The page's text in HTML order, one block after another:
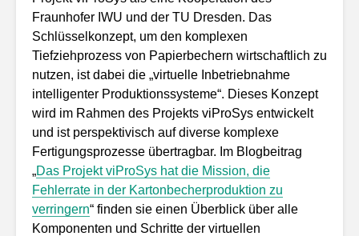
Fraunhofer IWU und der TU Dresden. Das
Schlüsselkonzept, um den komplexen
Tiefziehprozess von Papierbechern wirtschaftlich zu
nutzen, ist dabei die „virtuelle Inbetriebnahme
intelligenter Produktionssysteme“. Dieses Konzept
wird im Rahmen des Projekts viProSys entwickelt
und ist perspektivisch auf diverse komplexe
Fertigungsprozesse übertragbar. Im Blogbeitrag
„Das Projekt viProSys hat die Mission, die
Fehlerrate in der Kartonbecherproduktion zu
verringern“ finden sie einen Überblick über alle
Komponenten und Schritte der virtuellen